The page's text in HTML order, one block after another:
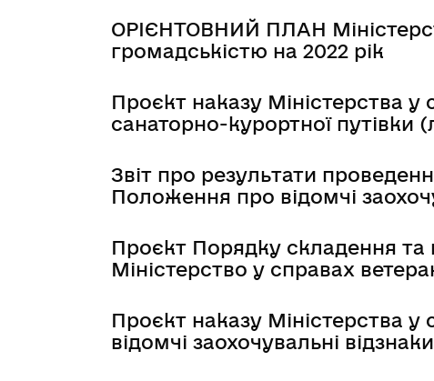
ОРІЄНТОВНИЙ ПЛАН
громадськістю на 2022 рік
Проєкт наказу Міністерства у
санаторно-курортної путівки
Звіт про результати
Положення про відомчі
Проєкт Порядку складення та
Міністерство у справах
Проєкт наказу Міністерства
відомчі заохочувальні